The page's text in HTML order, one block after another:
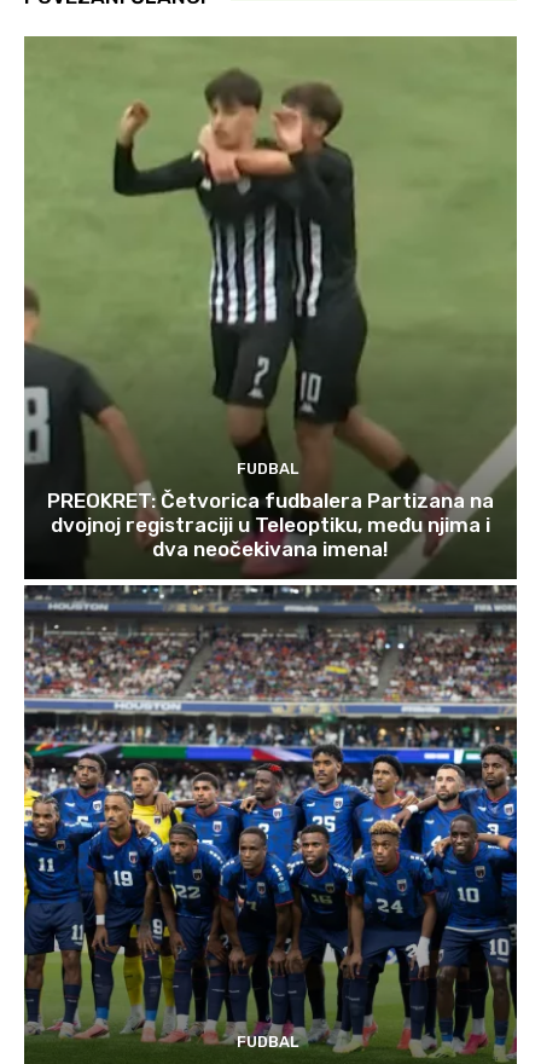
FUDBAL
PREOKRET: Četvorica fudbalera Partizana na
dvojnoj registraciji u Teleoptiku, među njima i
dva neočekivana imena!
FUDBAL